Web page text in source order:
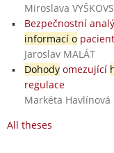
Miroslava
Bezpečnostní
informací o
Jaroslav MALÁT
Dohodyomezující
regulace
Markéta Havlínová
All theses